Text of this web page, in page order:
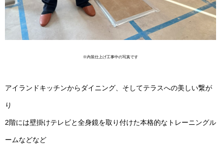
※内装仕上げ工事中の写真です
アイランドキッチンからダイニング、そしてテラスへの美しい繋が
り
2階には壁掛けテレビと全身鏡を取り付けた本格的なトレーニングル
ームなどなど